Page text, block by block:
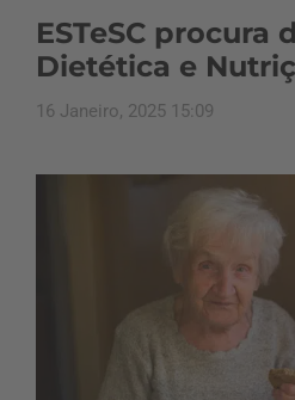
ESTeSC procura
Dietética e
16 Janeiro, 2025 15:09